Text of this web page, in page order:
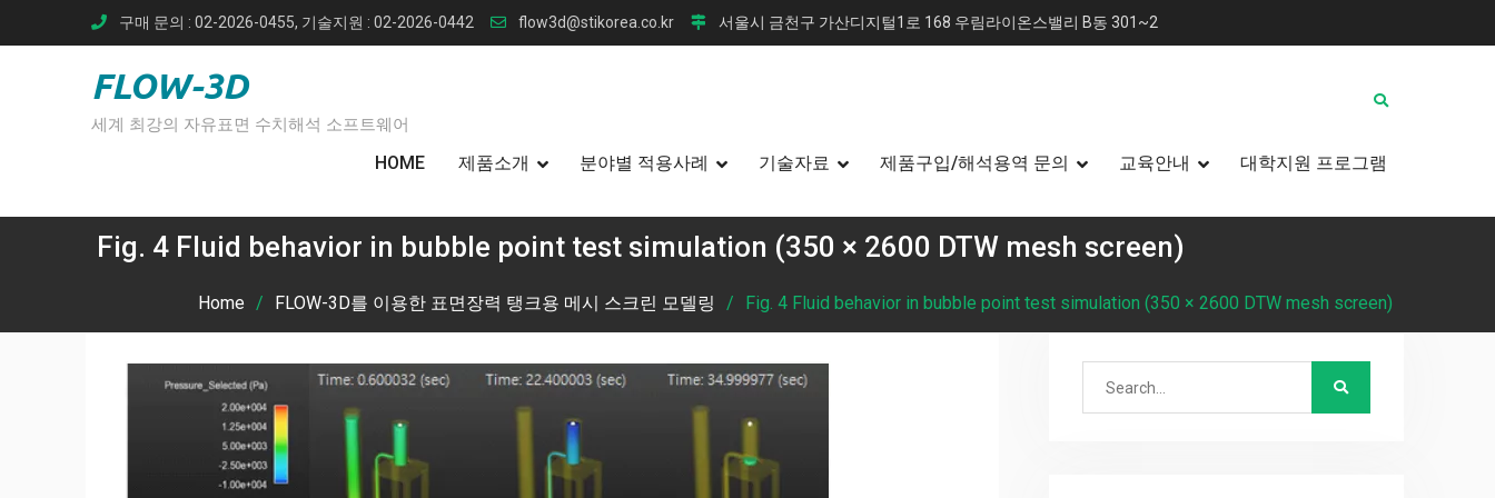
to
구매 문의 : 02-2026-0455, 기술지원 : 02-2026-0442 flow3d@stikorea.co.kr 서울시 금천구 가산디지털1로 168 우림라이온스밸리 B동 301~2
FLOW-3D
세계 최강의 자유표면 수치해석 소프트웨어
HOME 제품소개 분야별 적용사례 기술자료 제품구입/해석용역 문의 교육안내 대학지원 프로그램
Fig. 4 Fluid behavior in bubble point test simulation (350 × 2600 DTW mesh screen)
Home FLOW-3D를 이용한 표면장력 탱크용 메시 스크린 모델링 Fig. 4 Fluid behavior in bubble point test simulation (350 × 2600 DTW mesh screen)